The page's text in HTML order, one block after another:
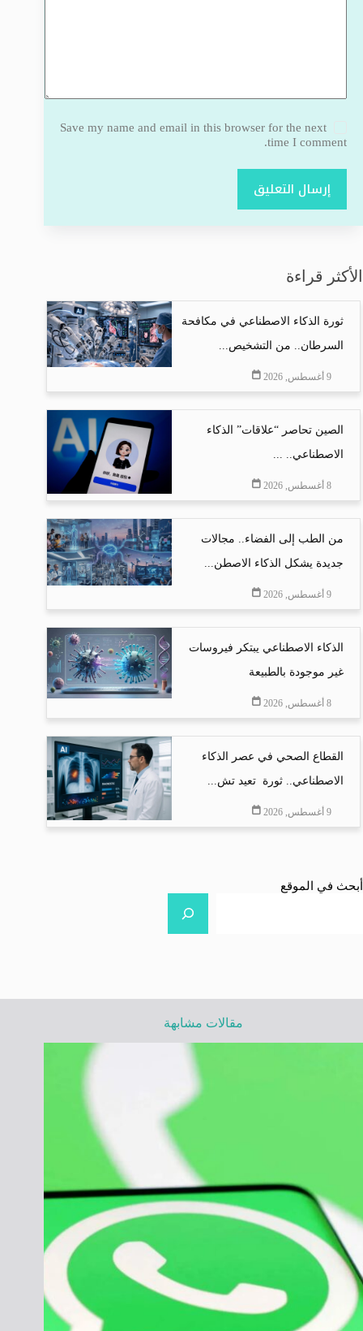
Save my name and email in this browser for the next
time I comment.
إرسال التعليق
الأكثر قراءة
ثورة الذكاء الاصطناعي في مكافحة
السرطان.. من التشخيص...
9 أغسطس, 2026
الصين تحاصر “علاقات” الذكاء
الاصطناعي.. ...
8 أغسطس, 2026
من الطب إلى الفضاء.. مجالات
جديدة يشكل الذكاء الاصطن...
9 أغسطس, 2026
الذكاء الاصطناعي يبتكر فيروسات
غير موجودة بالطبيعة
8 أغسطس, 2026
القطاع الصحي في عصر الذكاء
الاصطناعي.. ثورة تعيد تش...
9 أغسطس, 2026
أبحث في الموقع
مقالات مشابهة